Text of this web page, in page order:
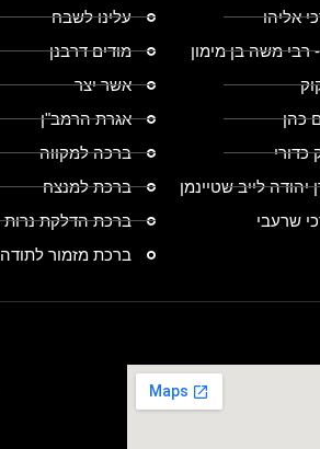
אליהו
משה בן מימון
כהן
כדורי
לייב שטיינמן
שרעבי
עלינו לשבח
מודים דרבנן
אשר יצר
אגרת הרמב"ן
ברכה למקווה
ברכת למנצח
ברכת הדלקת נרות
ברכת מזמור לתודה